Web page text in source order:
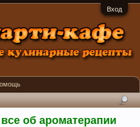
Вход
об ароматерапии